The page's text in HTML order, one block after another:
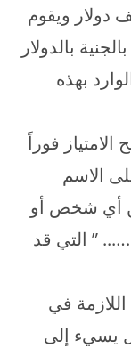
دولار ويقوم
بالدولار
بهذه
الامتياز فوراً
الاسم
عن أي شخص أو
” التي قد
اللازمة في
يسيء إلى